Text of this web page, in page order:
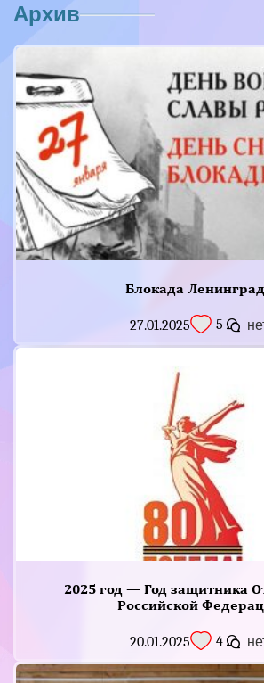
Архив
Блокада
27.01.2025 5
2025 год — Год защитника
Российской
20.01.2025 4